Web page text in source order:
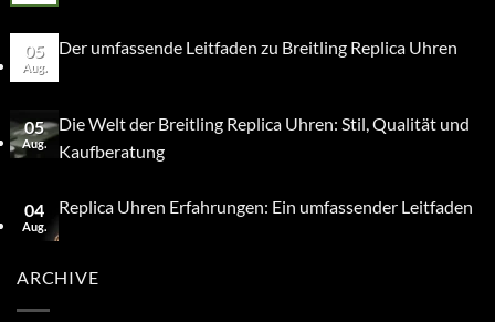
05
Aug.
Der umfassende Leitfaden zu Breitling Replica Uhren
05
Aug.
Die Welt der Breitling Replica Uhren: Stil, Qualität und
Kaufberatung
04
Aug.
Replica Uhren Erfahrungen: Ein umfassender Leitfaden
ARCHIVE